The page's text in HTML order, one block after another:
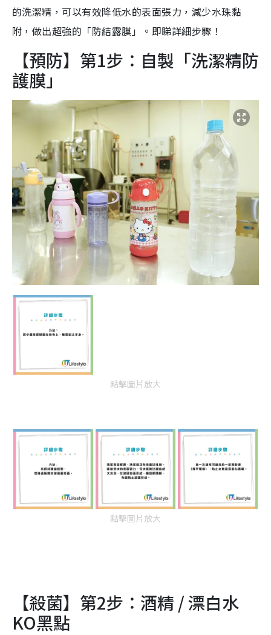
的洗潔精，可以有效降低水的表面張力，減少水珠黏
附，做出超強的「防結露膜」。即睇詳細步驟！
【預防】第1步：自製「洗潔精防
護膜」
點擊圖片放大
點擊圖片放大
【殺菌】第2步：酒精 / 漂白水
KO黑點